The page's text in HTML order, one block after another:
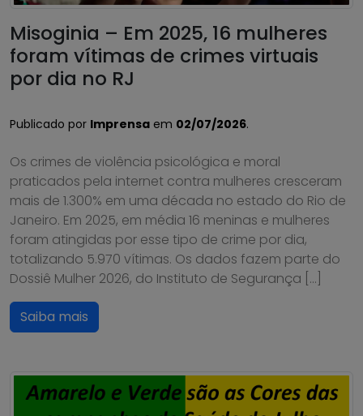
Misoginia – Em 2025, 16 mulheres
foram vítimas de crimes virtuais
por dia no RJ
Publicado por Imprensa em 02/07/2026.
Os crimes de violência psicológica e moral
praticados pela internet contra mulheres cresceram
mais de 1.300% em uma década no estado do Rio de
Janeiro. Em 2025, em média 16 meninas e mulheres
foram atingidas por esse tipo de crime por dia,
totalizando 5.970 vítimas. Os dados fazem parte do
Dossiê Mulher 2026, do Instituto de Segurança […]
Saiba mais